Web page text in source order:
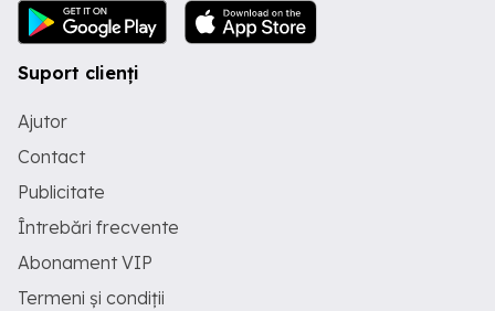
Suport clienți
Ajutor
Contact
Publicitate
Întrebări frecvente
Abonament VIP
Termeni și condiții